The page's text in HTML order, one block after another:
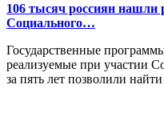
106 тысяч россиян нашли
Социального…
Государственные
реализуемые при участии
за пять лет позволили